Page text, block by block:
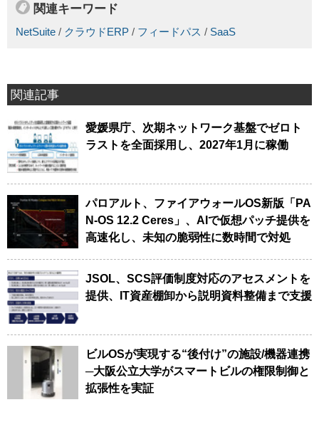
関連キーワード
NetSuite / クラウドERP / フィードパス / SaaS
関連記事
愛媛県庁、次期ネットワーク基盤でゼロト
ラストを全面採用し、2027年1月に稼働
パロアルト、ファイアウォールOS新版「PA
N-OS 12.2 Ceres」、AIで仮想パッチ提供を
高速化し、未知の脆弱性に数時間で対処
JSOL、SCS評価制度対応のアセスメントを
提供、IT資産棚卸から説明資料整備まで支援
ビルOSが実現する“後付け”の施設/機器連携
─大阪公立大学がスマートビルの権限制御と
拡張性を実証